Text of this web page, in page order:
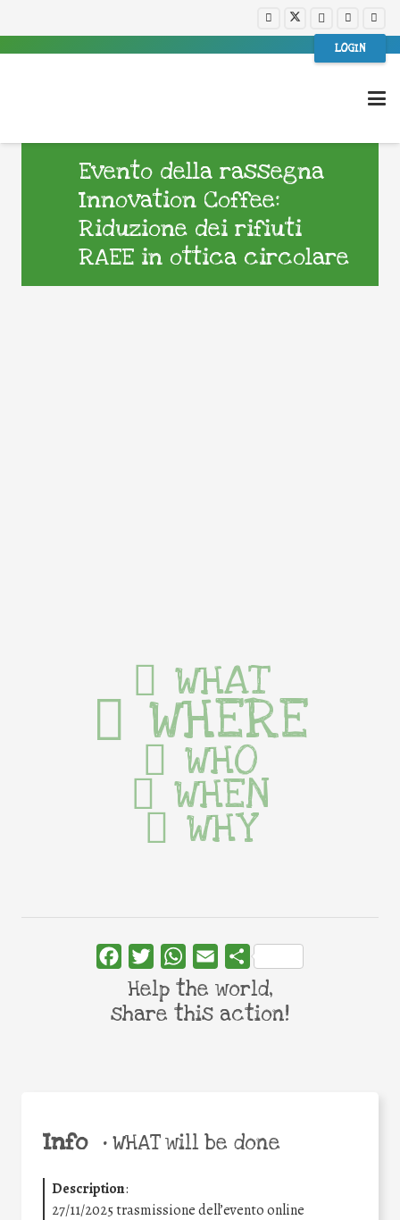
LOGIN
Evento della rassegna
Innovation Coffee:
Riduzione dei rifiuti
RAEE in ottica circolare
Info •WHAT will be done
Description:
27/11/2025 trasmissione dell’evento online
WHAT
WHERE
WHO
WHEN
WHY
FacebookTwitterWhatsApp
Email Share
Help the world,
share this action!